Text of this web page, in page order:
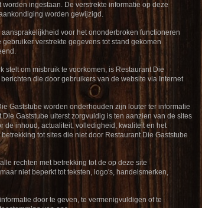
ingestaan. De verstrekte informatie op deze
worden gewijzigd.
voor het ononderbroken functioneren
verstrekte gegevens tot stand gekomen
stelt om misbruik te voorkomen, is Restaurant Die
die door gebruikers van de website via Internet
Gaststube worden onderhouden zijn louter ter informatie
Gaststube uiterst zorgvuldig is ten aanzien van de sites
de inhoud, actualiteit, volledigheid, kwaliteit en het
tot sites die niet door Restaurant Die Gaststube
rechten met betrekking tot de op deze site
niet beperkt tot teksten, logo's, handelsmerken,
door te geven, te vermenigvuldigen of te